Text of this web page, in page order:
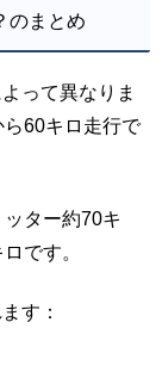
のまとめ
って異なりま
60キロ走行で
ター約70キ
です。
す：